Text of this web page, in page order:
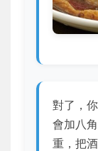
對了，
會加八
重，把